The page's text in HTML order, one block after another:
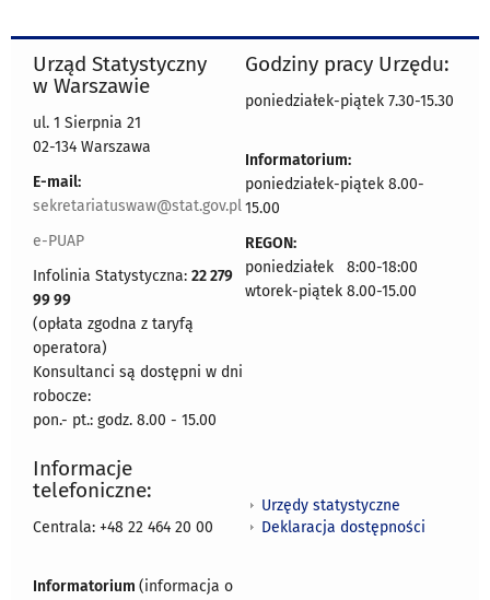
Urząd Statystyczny
w Warszawie
ul. 1 Sierpnia 21
02-134 Warszawa
E-mail:
sekretariatuswaw@stat.gov.pl
e-PUAP
Infolinia Statystyczna: 22 279
99 99
(opłata zgodna z taryfą
operatora)
Konsultanci są dostępni w dni
robocze:
pon.- pt.: godz. 8.00 - 15.00
Godziny pracy Urzędu:
poniedziałek-piątek 7.30-15.30
Informatorium:
poniedziałek-piątek 8.00-
15.00
REGON:
poniedziałek 8:00-18:00
wtorek-piątek 8.00-15.00
Informacje
telefoniczne:
Centrala: +48 22 464 20 00
Informatorium (informacja o
Urzędy statystyczne
Deklaracja dostępności